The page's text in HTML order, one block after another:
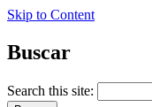
Skip to Content
Buscar
Search this site: